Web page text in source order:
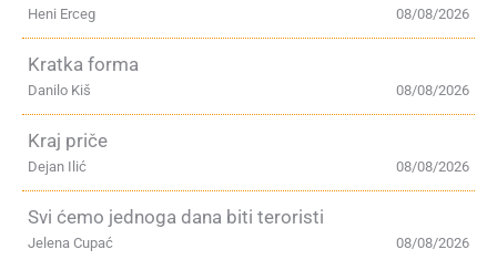
08/08/2026
Heni Erceg
Kratka forma
08/08/2026
Danilo Kiš
Kraj priče
08/08/2026
Dejan Ilić
Svi ćemo jednoga dana biti teroristi
08/08/2026
Jelena Cupać